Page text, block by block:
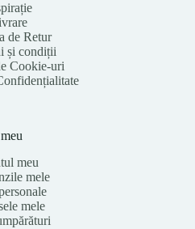
de Retur
și condiții
Cookie-uri
meu
mele
mele